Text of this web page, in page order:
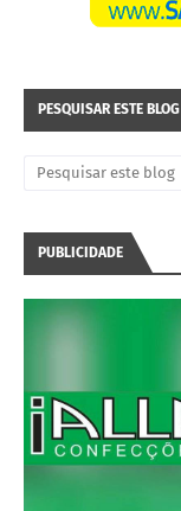
PESQUISAR ESTE BLOG
PUBLICIDADE